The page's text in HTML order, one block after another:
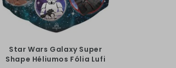
Star Wars Galaxy Super
Shape Héliumos Fólia Lufi